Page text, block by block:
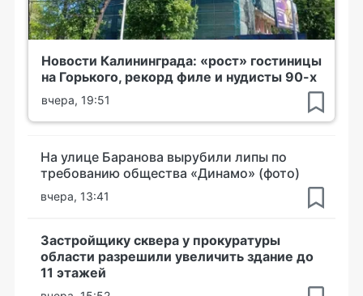
Новости Калининграда: «рост» гостиницы
на Горького, рекорд филе и нудисты 90-х
вчера, 19:51
На улице Баранова вырубили липы по
требованию общества «Динамо» (фото)
вчера, 13:41
Застройщику сквера у прокуратуры
области разрешили увеличить здание до
11 этажей